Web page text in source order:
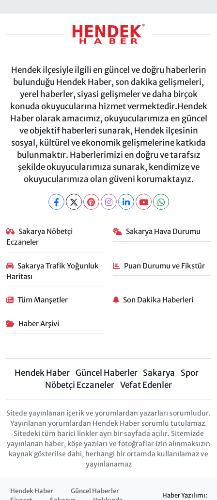
Hendek ilçesiyle ilgili en güncel ve doğru haberlerin
bulunduğu Hendek Haber, son dakika gelişmeleri,
yerel haberler, siyasi gelişmeler ve daha birçok
konuda okuyucularına hizmet vermektedir.Hendek
Haber olarak amacımız, okuyucularımıza en güncel
ve objektif haberleri sunarak, Hendek ilçesinin
sosyal, kültürel ve ekonomik gelişmelerine katkıda
bulunmaktır. Haberlerimizi en doğru ve tarafsız
şekilde okuyucularımıza sunarak, kendimize ve
okuyucularımıza olan güveni korumaktayız.
Sakarya Nöbetçi
Eczaneler
Sakarya Hava Durumu
Sakarya Trafik Yoğunluk
Haritası
Puan Durumu ve Fikstür
Tüm Manşetler Son Dakika Haberleri
Haber Arşivi
Hendek Haber Güncel Haberler Sakarya
Spor
Nöbetçi Eczaneler Vefat Edenler
Sitede yayınlanan içerik ve yorumlardan yazarları sorumludur.
Yayınlanan yorumlardan Hendek Haber sorumlu tutulamaz.
Sitedeki tüm harici linkler ayrı bir sayfada açılır. Sitemizde
yayınlanan haber, köşe yazıları ve fotoğraflar izin alınmaksızın
kaynak gösterilse dahi, herhangi bir ortamda kullanılamaz ve
yayınlanamaz
Hendek Haber
Güncel Haberler
Haber Yazılımı: